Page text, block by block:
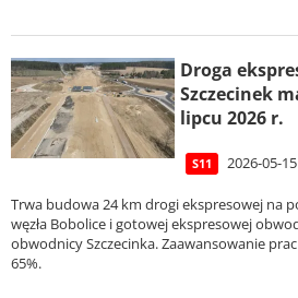
Droga
Szczecinek
lipcu 2026 r.
S11 2026-05-
Trwa budowa 24 km drogi ekspresowej na
węzła Bobolice i gotowej ekspresowej
obwodnicy Szczecinka. Zaawansowanie
65%.